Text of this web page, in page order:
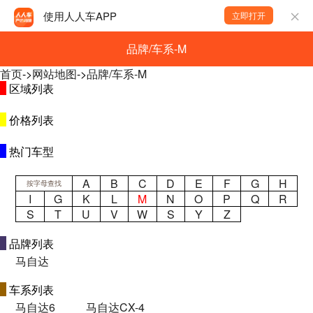
使用人人车APP 立即打开
品牌/车系-M
首页->网站地图->品牌/车系-M
区域列表
价格列表
热门车型
按字母查找 A B C D E F G
H
I
G K L M N O P Q
R
S
T U V W S Y
Z
品牌列表
马自达
车系列表
马自达6
马自达CX-4